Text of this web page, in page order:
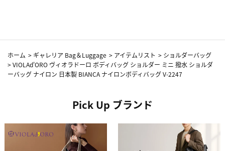
ホーム > ギャレリア Bag＆Luggage > アイテムリスト > ショルダーバッグ
>VIOLAd'ORO ヴィオラドーロ ボディバッグ ショルダー ミニ 撥水 ショルダ
ーバッグ ナイロン 日本製 BIANCA ナイロンボディバッグ V-2247
Pick Up ブランド